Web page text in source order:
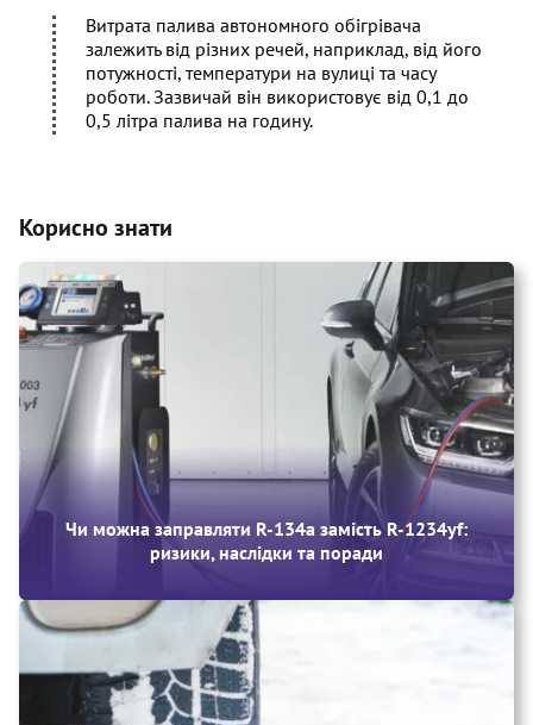
Витрата палива автономного обігрівача
залежить від різних речей, наприклад, від його
потужності, температури на вулиці та часу
роботи. Зазвичай він використовує від 0,1 до
0,5 літра палива на годину.
Корисно знати
Чи можна заправляти R‑134a замість R‑1234yf:
ризики, наслідки та поради